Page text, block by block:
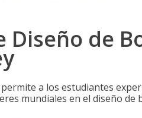
Diseño de
a los estudiantes
mundiales en el diseño de